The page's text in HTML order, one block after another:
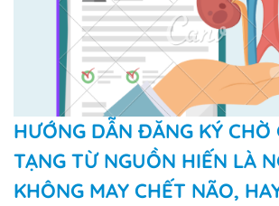
HƯỚNG DẪN ĐĂNG KÝ CHỜ
TẠNG TỪ NGUỒN HIẾN LÀ
KHÔNG MAY CHẾT NÃO,